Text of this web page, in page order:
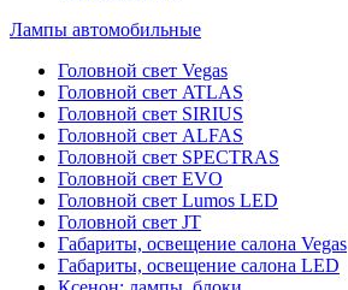
Лампы автомобильные
Головной свет Vegas
Головной свет ATLAS
Головной свет SIRIUS
Головной свет ALFAS
Головной свет SPECTRAS
Головной свет EVO
Головной свет Lumos LED
Головной свет JT
Габариты, освещение салона Vegas
Габариты, освещение салона LED